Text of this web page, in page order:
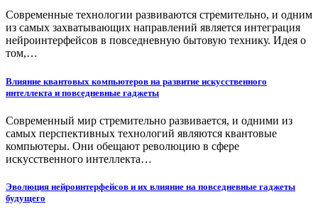
Современные технологии развиваются стремительно, и одним
из самых захватывающих направлений является интеграция
нейроинтерфейсов в повседневную бытовую технику. Идея о
том,…
Влияние квантовых компьютеров на развитие искусственного
интеллекта и повседневные гаджеты
Современный мир стремительно развивается, и одними из
самых перспективных технологий являются квантовые
компьютеры. Они обещают революцию в сфере
искусственного интеллекта…
Эволюция нейроинтерфейсов и их влияние на повседневные гаджеты
будущего